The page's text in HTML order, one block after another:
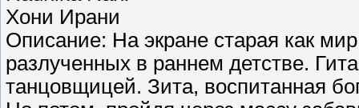
Хони Ирани
Описание: На экране старая как
разлученных в раннем детстве.
танцовщицей. Зита, воспитанная